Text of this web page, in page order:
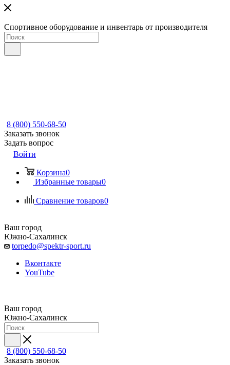
Спортивное оборудование и инвентарь от производителя
8 (800) 550-68-50
Заказать звонок
Задать вопрос
Войти
Корзина0
Избранные товары0
Сравнение товаров0
Ваш город
Южно-Сахалинск
torpedo@spektr-sport.ru
Вконтакте
YouTube
Ваш город
Южно-Сахалинск
8 (800) 550-68-50
Заказать звонок